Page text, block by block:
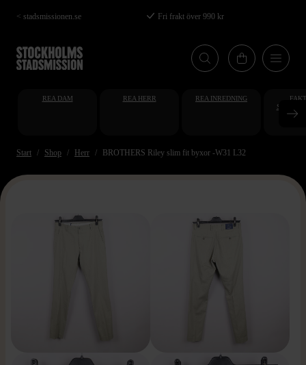
Hoppa
till
huvudinnehåll
< stadsmissionen.se Fri frakt över 990 kr
REA DAM REA HERR REA INREDNING
Start Shop Herr BROTHERS Riley slim fit byxor -W31 L32